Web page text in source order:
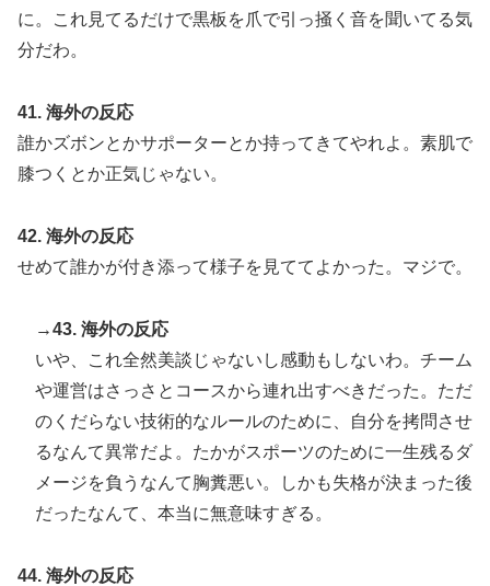
に。これ見てるだけで黒板を爪で引っ掻く音を聞いてる気
分だわ。
41. 海外の反応
誰かズボンとかサポーターとか持ってきてやれよ。素肌で
膝つくとか正気じゃない。
42. 海外の反応
せめて誰かが付き添って様子を見ててよかった。マジで。
→43. 海外の反応
いや、これ全然美談じゃないし感動もしないわ。チーム
や運営はさっさとコースから連れ出すべきだった。ただ
のくだらない技術的なルールのために、自分を拷問させ
るなんて異常だよ。たかがスポーツのために一生残るダ
メージを負うなんて胸糞悪い。しかも失格が決まった後
だったなんて、本当に無意味すぎる。
44. 海外の反応